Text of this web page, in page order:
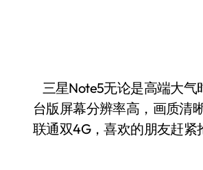
三星Note5无论是高端大
台版屏幕分辨率高，画质清
联通双4G，喜欢的朋友赶紧